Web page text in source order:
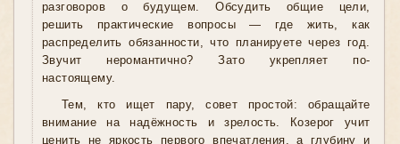
разговоров о будущем. Обсудить общие цели,
решить практические вопросы — где жить, как
распределить обязанности, что планируете через год.
Звучит неромантично? Зато укрепляет по-
настоящему.
Тем, кто ищет пару, совет простой: обращайте
внимание на надёжность и зрелость. Козерог учит
ценить не яркость первого впечатления, а глубину и